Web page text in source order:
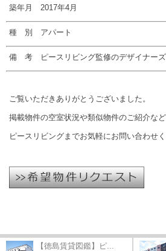
築年月 2017年4月
種 別 アパート
備 考 ピースリビング監修のデザイナー
ご覧いただきありがとうございました。
掲載物件の空室状況や類似物件のご紹介など
ピースリビングまでお気軽にお問い合わせく
【徳島賃貸図鑑】ピ...